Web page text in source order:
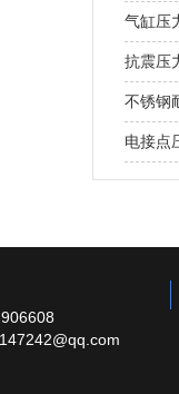
气缸压
抗震压
不锈钢
电接点